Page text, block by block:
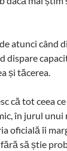
atunci când
dispare
și tăcerea.
că tot ceea
în jurul unui
oficială îi
să știe